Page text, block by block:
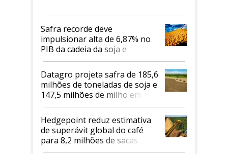
Safra recorde deve
impulsionar alta de 6,87% no
PIB da cadeia da soja e
biodiesel em 2026
Datagro projeta safra de 185,6
milhões de toneladas de soja e
147,5 milhões de milho em
2026/27
Hedgepoint reduz estimativa
de superávit global do café
para 8,2 milhões de sacas